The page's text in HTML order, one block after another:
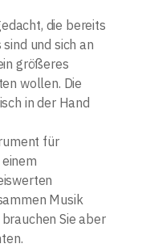
die bereits
und sich an
größeres
wollen. Die
in der Hand
für
Musik
Sie aber